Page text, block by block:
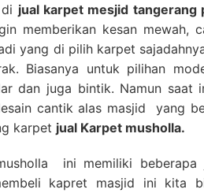
jual karpet mesjid tangerang
memberikan kesan mewah,
yang di pilih karpet
Biasanya untuk pilihan
dan juga bintik. Namun saat
cantik alas masjid yang
karpet jual Karpet musholla.
ini memiliki beberapa
kapret masjid ini kita